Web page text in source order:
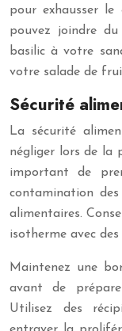
pour exhausser
pouvez joindre
basilic à votre
votre salade de
Sécurité
La sécurité
négliger lors de la
important de
contamination
alimentaires.
isotherme avec
Maintenez une
avant de
Utilisez des